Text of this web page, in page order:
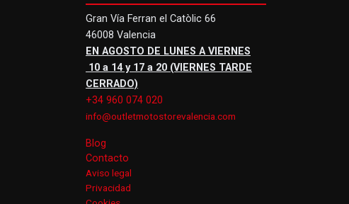
Gran Vía Ferran el Catòlic 66
46008 Valencia
EN AGOSTO DE LUNES A VIERNES
10 a 14 y 17 a 20 (VIERNES TARDE
CERRADO)
+34 960 074 020
info@outletmotostorevalencia.com
Blog
Contacto
Aviso legal
Privacidad